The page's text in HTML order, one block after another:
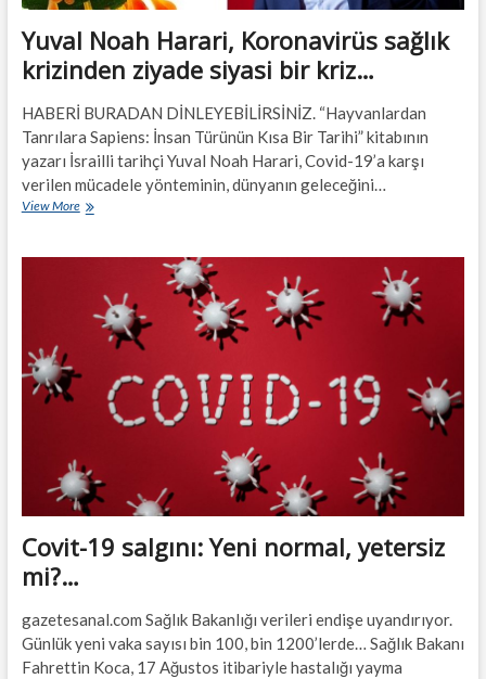
Yuval Noah Harari, Koronavirüs sağlık
krizinden ziyade siyasi bir kriz…
HABERİ BURADAN DİNLEYEBİLİRSİNİZ. “Hayvanlardan
Tanrılara Sapiens: İnsan Türünün Kısa Bir Tarihi” kitabının
yazarı İsrailli tarihçi Yuval Noah Harari, Covid-19’a karşı
verilen mücadele yönteminin, dünyanın geleceğini…
View MoreYuval
Koronavirüs
krizinden
ziyade
siyasi
kriz…
Covit-19 salgını: Yeni normal, yetersiz
mi?…
gazetesanal.com Sağlık Bakanlığı verileri endişe uyandırıyor.
Günlük yeni vaka sayısı bin 100, bin 1200’lerde… Sağlık Bakanı
Fahrettin Koca, 17 Ağustos itibariyle hastalığı yayma